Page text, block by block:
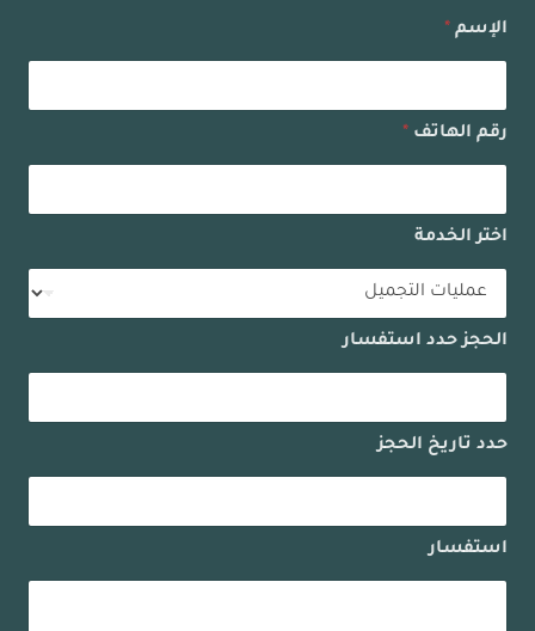
الإسم *
رقم الهاتف *
اختر الخدمة
الحجز حدد استفسار
حدد تاريخ الحجز
استفسار